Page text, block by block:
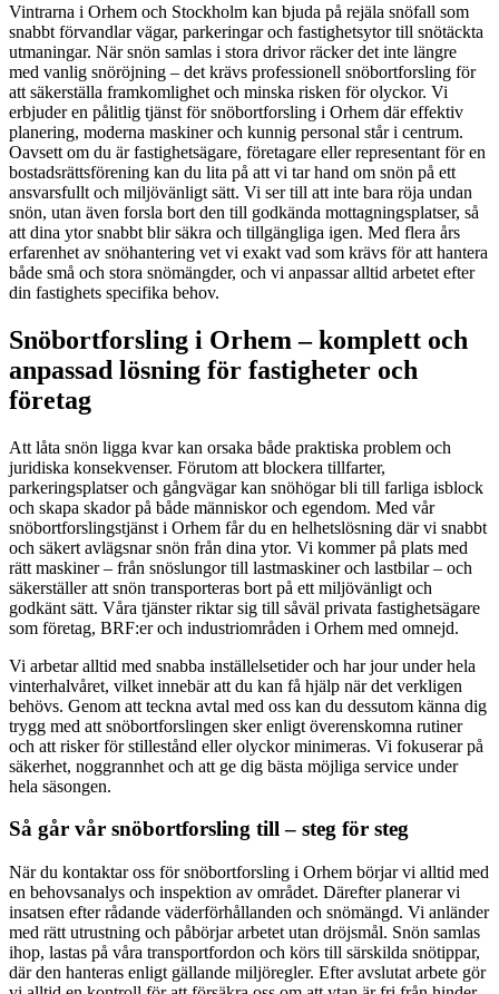
Vintrarna i Orhem och Stockholm kan bjuda på rejäla snöfall som
snabbt förvandlar vägar, parkeringar och fastighetsytor till snötäckta
utmaningar. När snön samlas i stora drivor räcker det inte längre
med vanlig snöröjning – det krävs professionell snöbortforsling för
att säkerställa framkomlighet och minska risken för olyckor. Vi
erbjuder en pålitlig tjänst för snöbortforsling i Orhem där effektiv
planering, moderna maskiner och kunnig personal står i centrum.
Oavsett om du är fastighetsägare, företagare eller representant för en
bostadsrättsförening kan du lita på att vi tar hand om snön på ett
ansvarsfullt och miljövänligt sätt. Vi ser till att inte bara röja undan
snön, utan även forsla bort den till godkända mottagningsplatser, så
att dina ytor snabbt blir säkra och tillgängliga igen. Med flera års
erfarenhet av snöhantering vet vi exakt vad som krävs för att hantera
både små och stora snömängder, och vi anpassar alltid arbetet efter
din fastighets specifika behov.
Snöbortforsling i Orhem – komplett och
anpassad lösning för fastigheter och
företag
Att låta snön ligga kvar kan orsaka både praktiska problem och
juridiska konsekvenser. Förutom att blockera tillfarter,
parkeringsplatser och gångvägar kan snöhögar bli till farliga isblock
och skapa skador på både människor och egendom. Med vår
snöbortforslingstjänst i Orhem får du en helhetslösning där vi snabbt
och säkert avlägsnar snön från dina ytor. Vi kommer på plats med
rätt maskiner – från snöslungor till lastmaskiner och lastbilar – och
säkerställer att snön transporteras bort på ett miljövänligt och
godkänt sätt. Våra tjänster riktar sig till såväl privata fastighetsägare
som företag, BRF:er och industriområden i Orhem med omnejd.
Vi arbetar alltid med snabba inställelsetider och har jour under hela
vinterhalvåret, vilket innebär att du kan få hjälp när det verkligen
behövs. Genom att teckna avtal med oss kan du dessutom känna dig
trygg med att snöbortforslingen sker enligt överenskomna rutiner
och att risker för stillestånd eller olyckor minimeras. Vi fokuserar på
säkerhet, noggrannhet och att ge dig bästa möjliga service under
hela säsongen.
Så går vår snöbortforsling till – steg för steg
När du kontaktar oss för snöbortforsling i Orhem börjar vi alltid med
en behovsanalys och inspektion av området. Därefter planerar vi
insatsen efter rådande väderförhållanden och snömängd. Vi anländer
med rätt utrustning och påbörjar arbetet utan dröjsmål. Snön samlas
ihop, lastas på våra transportfordon och körs till särskilda snötippar,
där den hanteras enligt gällande miljöregler. Efter avslutat arbete gör